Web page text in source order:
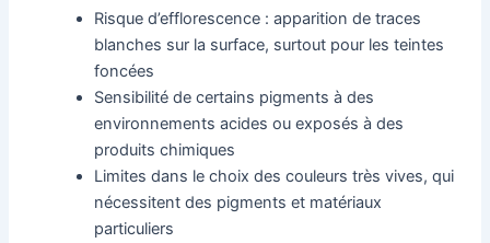
Risque d’efflorescence : apparition de traces
blanches sur la surface, surtout pour les teintes
foncées
Sensibilité de certains pigments à des
environnements acides ou exposés à des
produits chimiques
Limites dans le choix des couleurs très vives, qui
nécessitent des pigments et matériaux
particuliers